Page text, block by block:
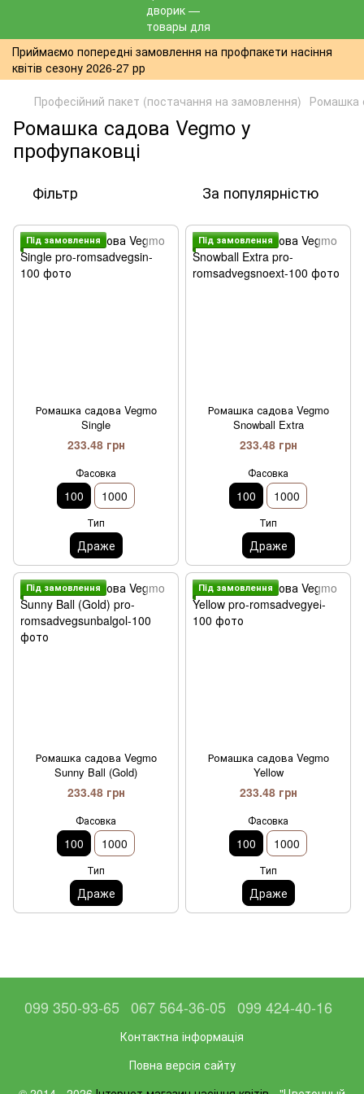
Приймаємо попередні замовлення на профпакети насіння
квітів сезону 2026-27 рр
Професійний пакет (постачання на замовлення) Ромашка
Ромашка садова Vegmo у
профупаковці
Фільтр За популярністю
Пiд замовлення
Ромашка садова Vegmo
Single
233.48 грн
Фасовка
100 1000
Тип
Драже
Пiд замовлення
Ромашка садова Vegmo
Snowball Extra
233.48 грн
Фасовка
100 1000
Тип
Драже
Пiд замовлення
Ромашка садова Vegmo
Sunny Ball (Gold)
233.48 грн
Фасовка
100 1000
Тип
Драже
Пiд замовлення
Ромашка садова Vegmo
Yellow
233.48 грн
Фасовка
100 1000
Тип
Драже
099 350-93-65 067 564-36-05 099 424-40-16
Контактна інформація
Повна версія сайту